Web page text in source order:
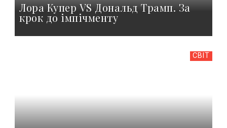
Лора Купер VS Дональд Трамп. За
крок до імпічменту
СВІТ